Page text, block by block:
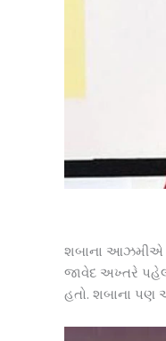
શબાના આઝમીએ
જાવેદ અખ્તરે
હતો. શબાના પણ